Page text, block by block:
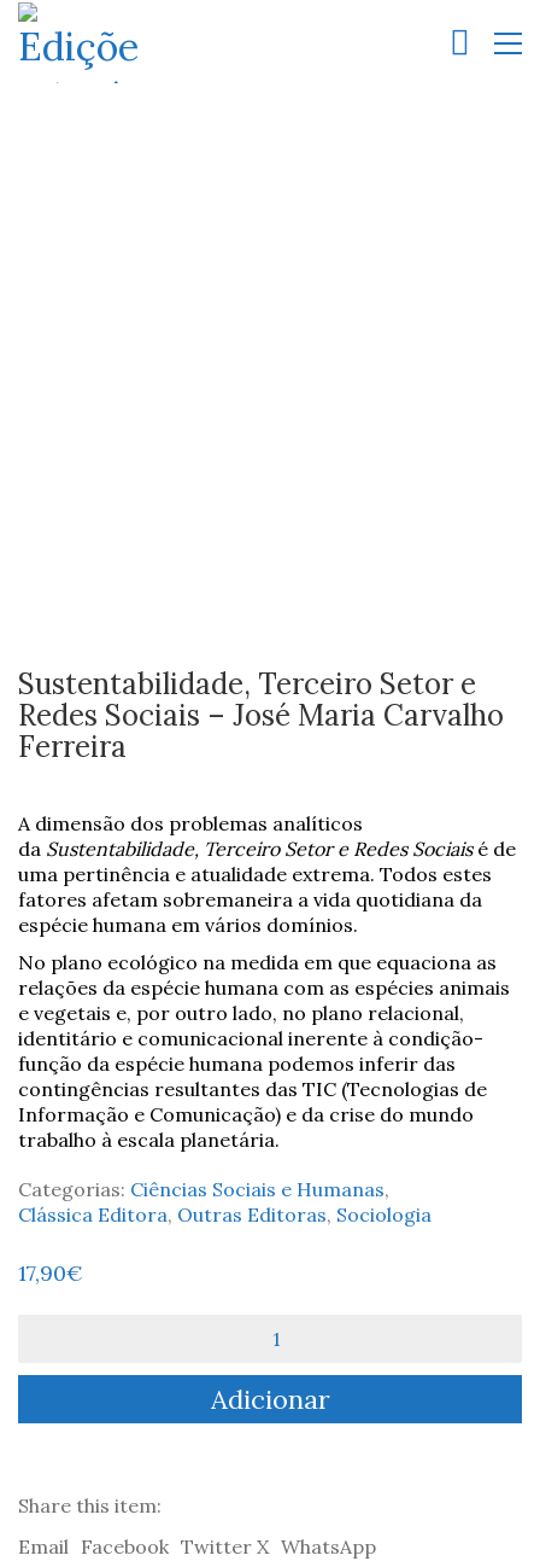
Sustentabilidade, Terceiro Setor e
Redes Sociais – José Maria Carvalho
Ferreira
A dimensão dos problemas analíticos
da Sustentabilidade, Terceiro Setor e Redes Sociaisé de
uma pertinência e atualidade extrema. Todos estes
fatores afetam sobremaneira a vida quotidiana da
espécie humana em vários domínios.
No plano ecológico na medida em que equaciona as
relações da espécie humana com as espécies animais
e vegetais e, por outro lado, no plano relacional,
identitário e comunicacional inerente à condição-
função da espécie humana podemos inferir das
contingências resultantes das TIC (Tecnologias de
Informação e Comunicação) e da crise do mundo
trabalho à escala planetária.
Categorias: Ciências Sociais e Humanas,
Clássica Editora, Outras Editoras, Sociologia
17,90€
Sustentabilidade,
Setor
Sociais
José
Adicionar
Share this item:
Email Facebook Twitter X WhatsApp